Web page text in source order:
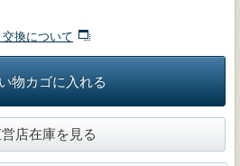
換について
物カゴに入れる
店在庫を見る